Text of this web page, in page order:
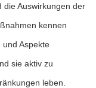
die Auswirkungen der
kennen
Aspekte
sie aktiv zu
leben.